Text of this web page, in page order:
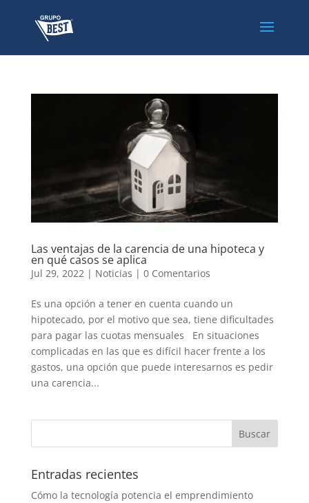
Las ventajas de la carencia de una hipoteca y
en qué casos se aplica
Jul 29, 2022| Noticias | 0 Comentarios
Es una opción a tener en cuenta cuando un
hipotecado, por el motivo que sea, tiene dificultades
para pagar las cuotas mensuales En situaciones
complicadas en las que es difícil hacer frente a los
gastos, una opción que puede interesarnos es pedir
una carencia...
Entradas recientes
Cómo la tecnología potencia el emprendimiento